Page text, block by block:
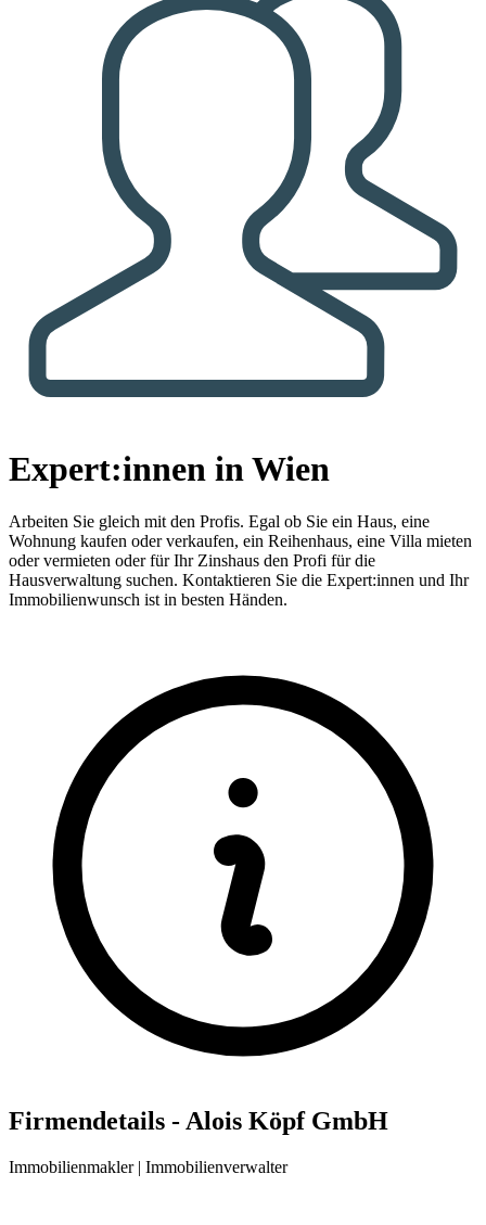
Expert:innen in Wien
Arbeiten Sie gleich mit den Profis. Egal ob Sie ein Haus, eine
Wohnung kaufen oder verkaufen, ein Reihenhaus, eine Villa mieten
oder vermieten oder für Ihr Zinshaus den Profi für die
Hausverwaltung suchen. Kontaktieren Sie die Expert:innen und Ihr
Immobilienwunsch ist in besten Händen.
Firmendetails - Alois Köpf GmbH
Immobilienmakler | Immobilienverwalter